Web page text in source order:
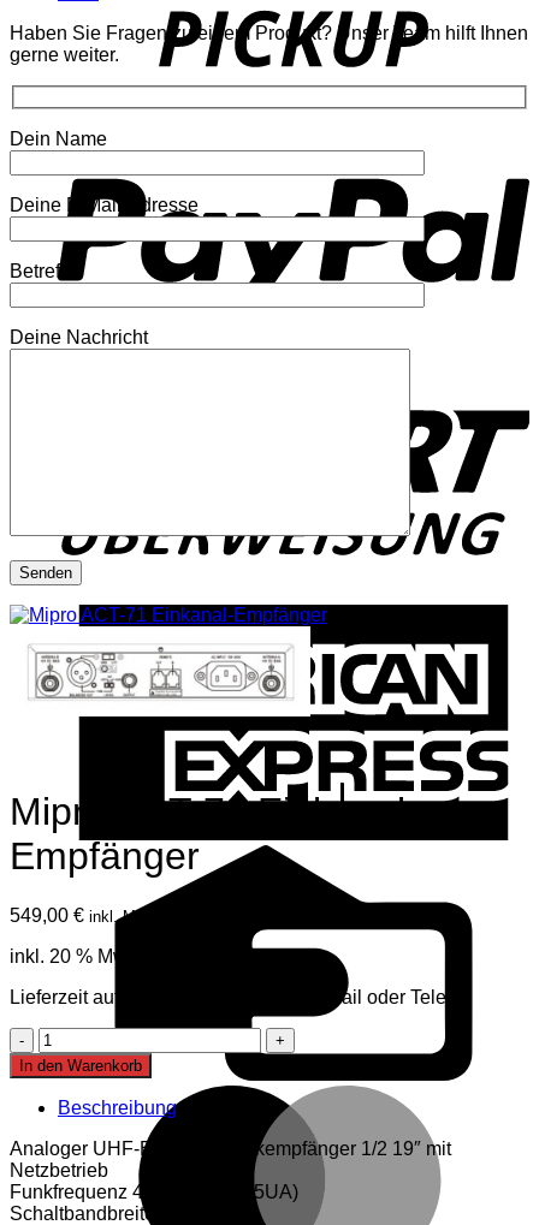
Haben Sie Fragen zu einem Produkt? Unser Team hilft Ihnen
gerne weiter.
Dein Name
Deine E-Mail-Adresse
Betreff
Deine Nachricht
Mipro ACT-71 Einkanal-
Empfänger
549,00 € inkl. Mwst
inkl. 20 % MwSt.
Lieferzeit auf Anfrage, mehr Infos per Mail oder Telefon
Mipro
ACT-
71
Einkanal-
Empfänger
Menge
In den Warenkorb
Beschreibung
Analoger UHF-Einkanal-Funkempfänger 1/2 19″ mit
Netzbetrieb
Funkfrequenz 482-554MHz (5UA)
Schaltbandbreite 72MHz